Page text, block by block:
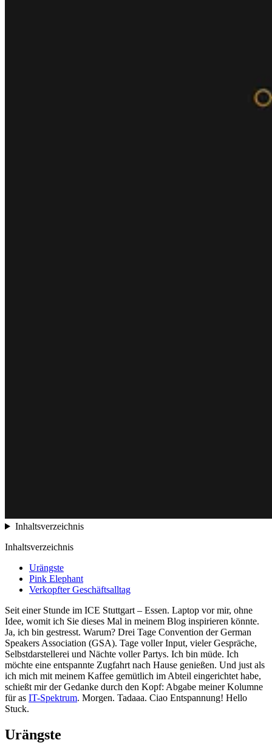
Inhaltsverzeichnis
Inhaltsverzeichnis
Urängste
Pink Elephant
Verkopfter Geschäftsalltag
Seit einer Stunde im ICE Stuttgart – Essen. Laptop vor mir, ohne
Idee, womit ich Sie dieses Mal in meinem Blog inspirieren könnte.
Ja, ich bin gestresst. Warum? Drei Tage Convention der German
Speakers Association (GSA). Tage voller Input, vieler Gespräche,
Selbstdarstellerei und Nächte voller Partys. Ich bin müde. Ich
möchte eine entspannte Zugfahrt nach Hause genießen. Und just als
ich mich mit meinem Kaffee gemütlich im Abteil eingerichtet habe,
schießt mir der Gedanke durch den Kopf: Abgabe meiner Kolumne
für as IT-Spektrum. Morgen. Tadaaa. Ciao Entspannung! Hello
Stuck.
Urängste